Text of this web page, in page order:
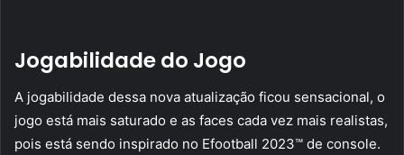
Jogabilidade do Jogo
A jogabilidade dessa nova atualização ficou sensacional, o
jogo está mais saturado e as faces cada vez mais realistas,
pois está sendo inspirado no Efootball 2023™ de console.